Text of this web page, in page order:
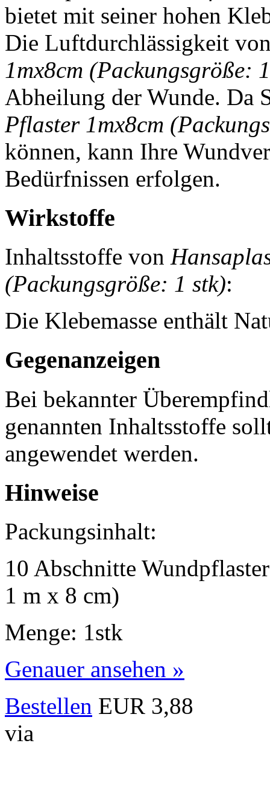
bietet mit seiner hohen
Die Luftdurchlässigkeit
1mx8cm (Packungsgröße:
Abheilung der Wunde. Da
Pflaster 1mx8cm
können, kann Ihre
Bedürfnissen erfolgen.
Wirkstoffe
Inhaltsstoffe von
(Packungsgröße: 1 stk):
Die Klebemasse enthält
Gegenanzeigen
Bei bekannter
genannten Inhaltsstoffe
angewendet werden.
Hinweise
Packungsinhalt:
10 Abschnitte
1 m x 8 cm)
Menge: 1stk
Genauer ansehen »
Bestellen EUR 3,88
via